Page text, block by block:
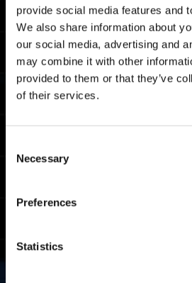
provide social media features and
We also share information about
our social media, advertising and
may combine it with other
provided to them or that they’ve
of their services.
Selection
Necessary
Preferences
Statistics
PST
Mapa
brecha espaciotemporal
Recompensas
Requisito de adquisición
menos una vez.